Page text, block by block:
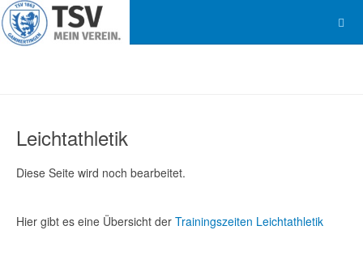
Leichtathletik
Diese Seite wird noch bearbeitet.
Hier gibt es eine Übersicht der Trainingszeiten Leichtathletik